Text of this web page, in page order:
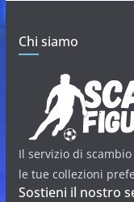
Chi siamo
Il servizio di
le tue collezioni
Sostieni il nostro